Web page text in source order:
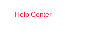
Help Center